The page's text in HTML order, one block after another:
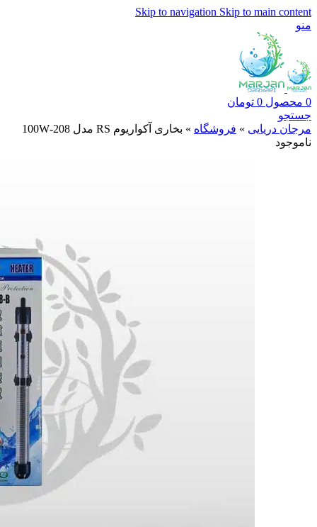
Skip to navigation Skip to main content
منو
0 محصول 0 تومان
جستجو
مرجان دریایی » فروشگاه » بخاری آکواریوم RS مدل 208-100W
ناموجود